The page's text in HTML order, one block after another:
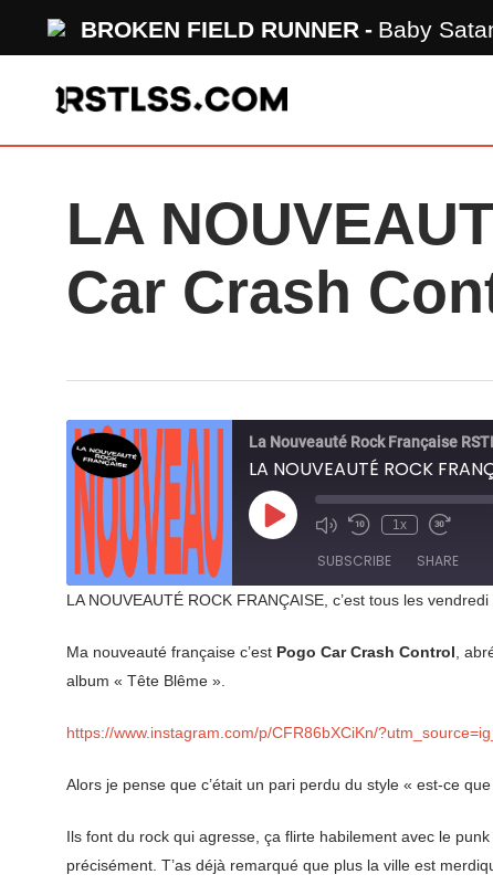
BROKEN FIELD RUNNER Baby
LA
Car Crash
La Nouveauté Rock Française
LA NOUVEAUTÉ ROCK
Play
Episode Mute/Unmute
Rewind
Seconds
1x
Fast
30
seconds
SUBSCRIBE SHARE
RSS FEED
LINK
LA NOUVEAUTÉ ROCK FRANÇAISE, c’est tous les
Ma nouveauté française c’est Pogo Car Crash Control ,
album « Tête Blême ».
https://www.instagram.com/p/CFR86bXCiKn/
Alors je pense que c’était un pari perdu du style « est-ce
Ils font du rock qui agresse, ça flirte habilement avec le
précisément. T’as déjà remarqué que plus la ville est